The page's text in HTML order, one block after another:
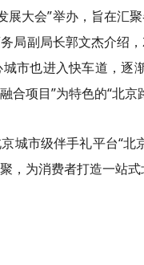
展大会”举办，旨在汇
局副局长郭文杰介绍
市也进入快车道，逐
项目”为特色的“北京
城市级伴手礼平台“
，为消费者打造一站式